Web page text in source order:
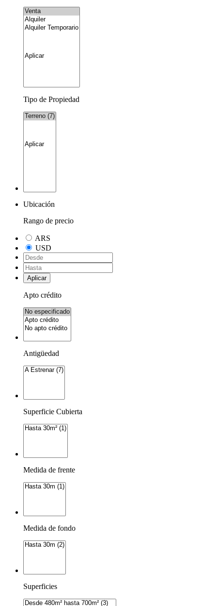
Tipo de Propiedad
Ubicación
Rango de precio
ARS
USD
Aplicar
Apto crédito
Antigüedad
Superficie Cubierta
Medida de frente
Medida de fondo
Superficies